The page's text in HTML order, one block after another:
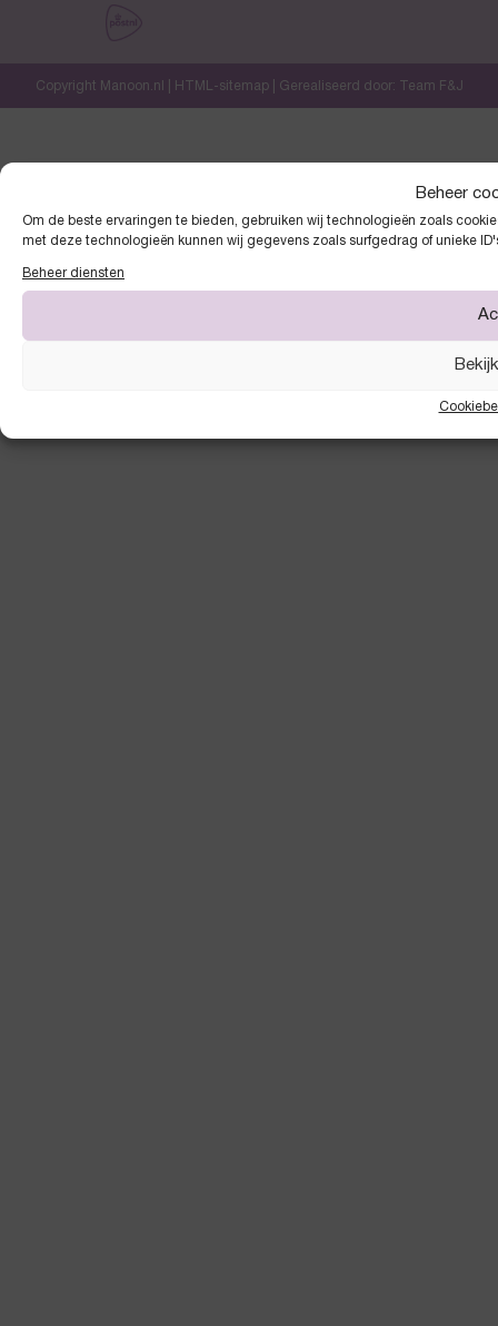
Beheer
Om de beste ervaringen te bieden, gebruiken wij technologieën zoals
met deze technologieën kunnen wij gegevens zoals surfgedrag of unieke
Beheer diensten
Copyright Manoon.nl | HTML-sitemap| Gerealiseerd door: Team F&J